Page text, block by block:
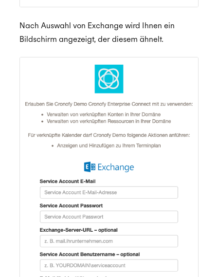
Nach Auswahl von Exchange wird Ihnen ein
Bildschirm angezeigt, der diesem ähnelt.